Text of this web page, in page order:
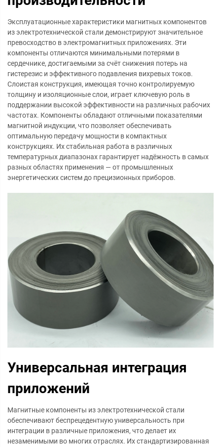
Эксплуатационные характеристики магнитных компонентов
из электротехнической стали демонстрируют значительное
превосходство в электромагнитных приложениях. Эти
компоненты отличаются минимальными потерями в
сердечнике, достигаемыми за счёт снижения потерь на
гистерезис и эффективного подавления вихревых токов.
Слоистая конструкция, имеющая точно контролируемую
толщину и изоляционные слои, играет ключевую роль в
поддержании высокой эффективности на различных рабочих
частотах. Компоненты обладают отличными показателями
магнитной индукции, что позволяет обеспечивать
оптимальную передачу мощности в компактных
конструкциях. Их стабильная работа в различных
температурных диапазонах гарантирует надёжность в самых
разных областях применения — от промышленных
энергетических систем до прецизионных приборов.
Универсальная интеграция
приложений
Магнитные компоненты из электротехнической стали
обеспечивают беспрецедентную универсальность при
интеграции в различные приложения, что делает их
незаменимыми во многих отраслях. Их стандартизированная